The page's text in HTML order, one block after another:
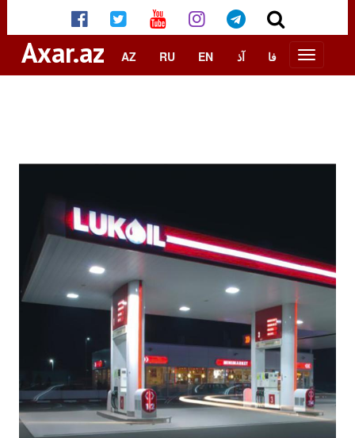
Axar.az AZ RU EN آذ فا